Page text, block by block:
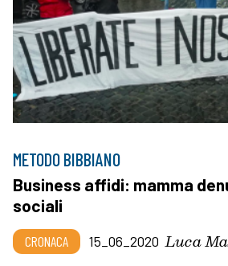
METODO BIBBIANO
Business affidi: mamma
sociali
CRONACA 15_06_2020 Luca